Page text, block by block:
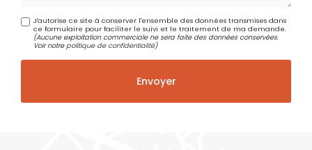
J'autorise ce site à conserver l'ensemble des données transmises dans
ce formulaire pour faciliter le suivi et le traitement de ma demande.
(Aucune exploitation commerciale ne sera faite des données conservées.
Voir notrepolitique de confidentialité)